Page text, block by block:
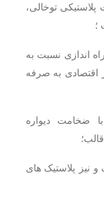
توخالی،
اندازی نسبت به
به صرفه
ضخامت دیواره
نیز پلاستیک های